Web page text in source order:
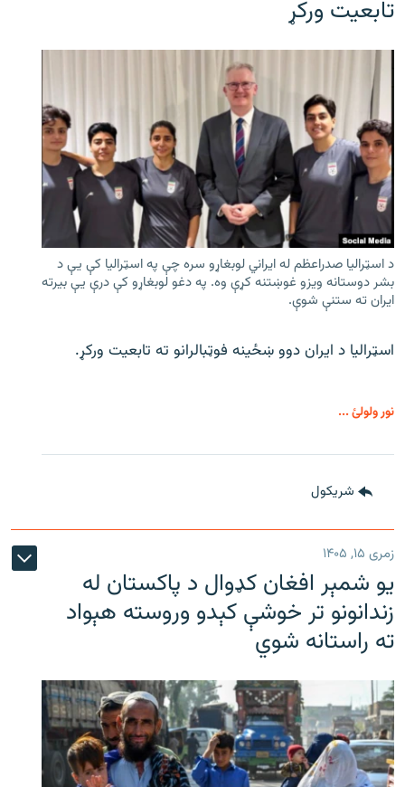
تابعیت ورکړ
د اسټرالیا صدراعظم له ایراني لوبغاړو سره چې په اسټرالیا کې يې د
بشر دوستانه ویزو غوښتنه کړې وه. په دغو لوبغاړو کې درې يې بیرته
ایران ته ستنې شوې.
اسټرالیا د ایران دوو ښځینه فوټبالرانو ته تابعیت ورکړ.
نور ولولئ ...
شريکول
زمری ۱۵, ۱۴۰۵
یو شمېر افغان کډوال د پاکستان له
زندانونو تر خوشې کېدو وروسته هېواد
ته راستانه شوي